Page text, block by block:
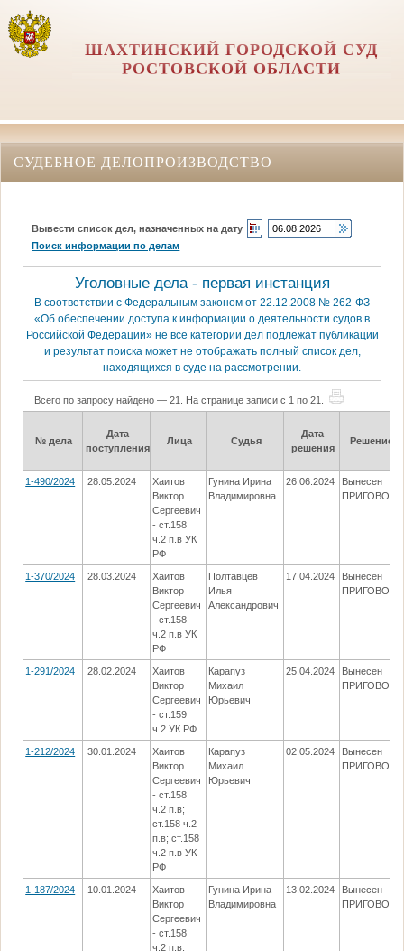
ШАХТИНСКИЙ ГОРОДСКОЙ СУД
РОСТОВСКОЙ ОБЛАСТИ
СУДЕБНОЕ ДЕЛОПРОИЗВОДСТВО
Вывести список дел, назначенных на дату
Поиск информации по делам
Уголовные дела - первая инстанция
В соответствии с Федеральным законом от 22.12.2008 № 262-ФЗ
«Об обеспечении доступа к информации о деятельности судов в
Российской Федерации» не все категории дел подлежат публикации
и результат поиска может не отображать полный список дел,
находящихся в суде на рассмотрении.
Всего по запросу найдено — 21. На странице записи с 1 по 21.
№ дела
Дата
поступления
Лица Судья
Дата
решения
Решение
1-490/2024 28.05.2024
Хаитов
Виктор
Сергеевич
- ст.158
ч.2 п.в УК
РФ
Гунина Ирина
Владимировна
26.06.2024
Вынесен
ПРИГОВОР
1-370/2024 28.03.2024
Хаитов
Виктор
Сергеевич
- ст.158
ч.2 п.в УК
РФ
Полтавцев
Илья
Александрович
17.04.2024
Вынесен
ПРИГОВОР
1-291/2024 28.02.2024
Хаитов
Виктор
Сергеевич
- ст.159
ч.2 УК РФ
Карапуз
Михаил
Юрьевич
25.04.2024
Вынесен
ПРИГОВОР
1-212/2024 30.01.2024
Хаитов
Виктор
Сергеевич
- ст.158
ч.2 п.в;
ст.158 ч.2
п.в; ст.158
ч.2 п.в УК
РФ
Карапуз
Михаил
Юрьевич
02.05.2024
Вынесен
ПРИГОВОР
1-187/2024 10.01.2024
Хаитов
Виктор
Сергеевич
- ст.158
ч.2 п.в;
Гунина Ирина
Владимировна
13.02.2024
Вынесен
ПРИГОВОР